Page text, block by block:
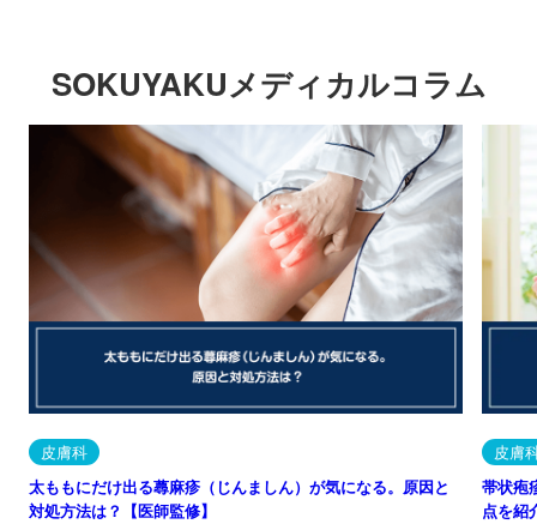
SOKUYAKUメディカルコラム
皮膚科
太ももにだけ出る蕁麻疹（じんましん）が気になる。原因と
対処方法は？【医師監修】
皮膚
帯状疱
点を紹